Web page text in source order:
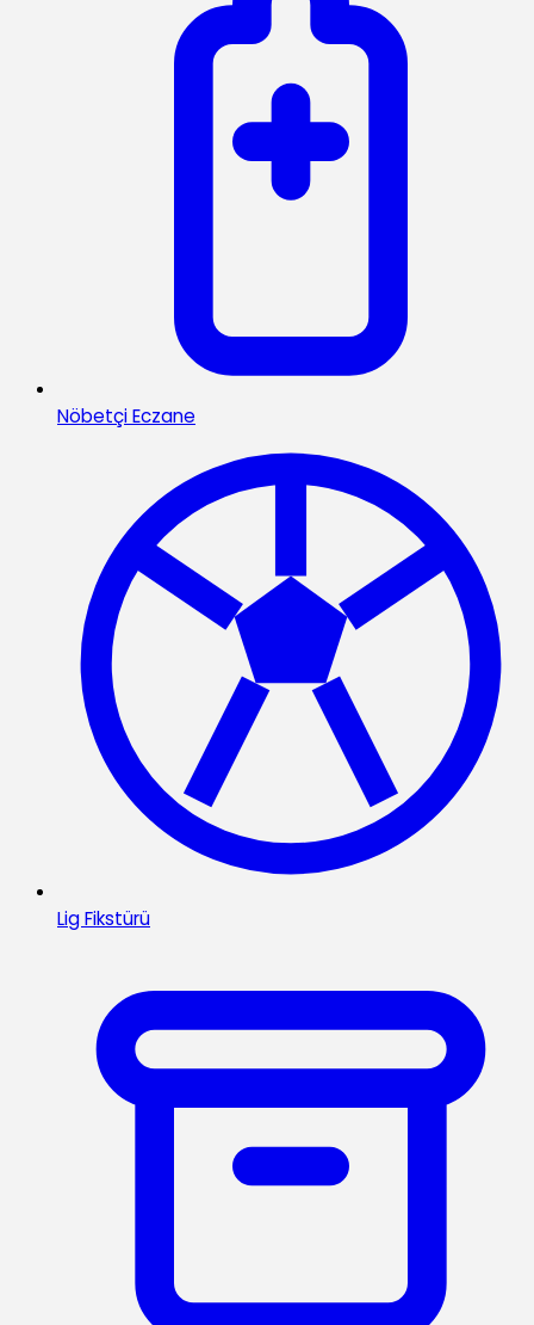
Nöbetçi Eczane
Lig Fikstürü